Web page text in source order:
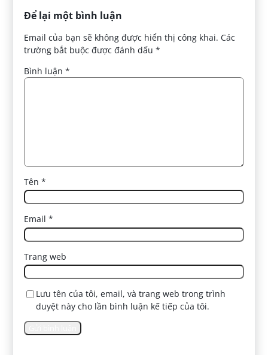
Để lại một bình luận
Email của bạn sẽ không được hiển thị công khai. Các
trường bắt buộc được đánh dấu*
Bình luận*
Tên*
Email*
Trang web
Lưu tên của tôi, email, và trang web trong trình
duyệt này cho lần bình luận kế tiếp của tôi.